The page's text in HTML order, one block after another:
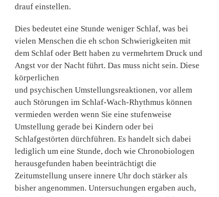
drauf einstellen.
Dies bedeutet eine Stunde weniger Schlaf, was bei
vielen Menschen die eh schon Schwierigkeiten mit
dem Schlaf oder Bett haben zu vermehrtem Druck und
Angst vor der Nacht führt. Das muss nicht sein. Diese
körperlichen
und psychischen Umstellungsreaktionen, vor allem
auch Störungen im Schlaf-Wach-Rhythmus können
vermieden werden wenn Sie eine stufenweise
Umstellung gerade bei Kindern oder bei
Schlafgestörten dürchführen. Es handelt sich dabei
lediglich um eine Stunde, doch wie Chronobiologen
herausgefunden haben beeinträchtigt die
Zeitumstellung unsere innere Uhr doch stärker als
bisher angenommen. Untersuchungen ergaben auch,